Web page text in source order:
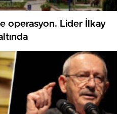
operasyon. Lider İlkay